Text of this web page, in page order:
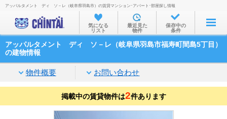
お部屋を探す
沿線・駅から
住所から
家賃相場から
通勤通学時間から
物件特集から
アッパルタメント ディ ソ－レ（岐阜県羽島市）の賃貸マンション･アパート･部屋探し情報
気になる
リスト
最近見た
物件
保存中の
条件
アッパルタメント ディ ソ－レ（岐阜県羽島市福寿町間島5丁目）
の建物情報
物件概要 お問い合わせ
掲載中の賃貸物件は2件あります